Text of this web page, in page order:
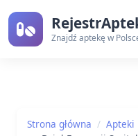
Znajdź aptekę w
Strona główna
Apteki